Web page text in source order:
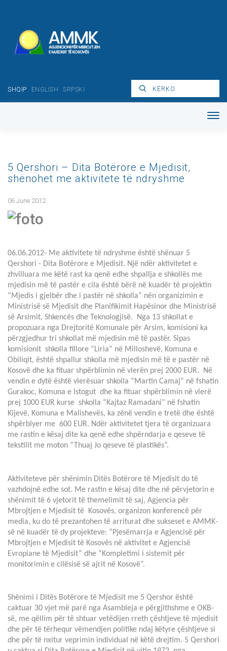
SHQIP ENGLISH SRPSKI
5 Qershori – Dita Botërore e Mjedisit,
shënohet me aktivitete të ndryshme
06 June 2012
06.06.2012- Me aktivitete të ndryshme është shënuar 5
Qershori - Dita Botërore e Mjedisit. Një ndër aktivitetet e
zhvilluara me këtë rast ka qenë edhe shpallja e shkollës me
mjedisin më të pastër e cila është bërë në kuadër të projektin
“Mjedis i gjelbër dhe i pastër në shkolla” nën organizimin e
Ministrisë së Mjedisit dhe Planifikimit Hapësinor dhe Ministrisë
së Arsimit, Shkencës dhe Teknologjisë. Nga 13 shkollat e
propozuara nga Drejtoritë Komunale për Arsim, komisioni ka
përzgjedhur tri shkollat më mjedisin më të pastër. Sipas
komisionit shkolla fillore “Liria” në Milloshevë, Komuna e
Obiliqit, është shpallur shkolla më mjedisin më të e pastër në
Kosovë dhe ka fituar shpërblimin në vlerën prej 2000 EUR. Në
vendin e dytë është vlerësuar shkolla “Martin Camaj” në fshatin
Gurakoc, Komuna e Istogut dhe ka fituar shpërblimin në vlerë
prej 1000 EUR kurse shkolla “Kajtaz Ramadani” në fshatin
Kijevë, Komuna e Malishevës, ka zënë vendin e tretë dhe është
shpërblyer me 600 EUR. Ndër aktivitetet tjera të organizuara
me rastin e kësaj dite ka qenë edhe shpërndarja e qeseve të
tekstilit me moton “Thuaj Jo qeseve të plastikës”.
Aktiviteteve për shënimin Ditës Botërore të Mjedisit do të
vazhdojnë edhe sot. Me rastin e kësaj dite dhe në përvjetorin e
shënimit të 6 vjetorit të themelimit të saj, Agjencia për
Mbrojtjen e Mjedisit të Kosovës, organizon konferencë për
media, ku do të prezantohen të arriturat dhe sukseset e AMMK-
së në kuadër të dy projekteve: “Pjesëmarrja e Agjencisë për
Mbrojtjen e Mjedisit të Kosovës në aktivitet e Agjencisë
Evropiane të Mjedisit” dhe “Kompletimi i sistemit për
monitorimin e cilësisë së ajrit në Kosovë”.
Shënimi i Ditës Botërore të Mjedisit me 5 Qershor është
caktuar 30 vjet më parë nga Asambleja e përgjithshme e OKB-
së, me qëllim për të shtuar vetëdijen rreth çështjeve të mjedisit
dhe për të tërhequr vëmendjen politike ndaj këtyre çështjeve si
dhe për të nxitur veprimin individual në këtë drejtim. 5 Qershori